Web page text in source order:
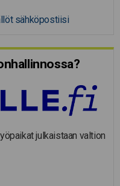
sähköpostiisi
julkaistaan valtion